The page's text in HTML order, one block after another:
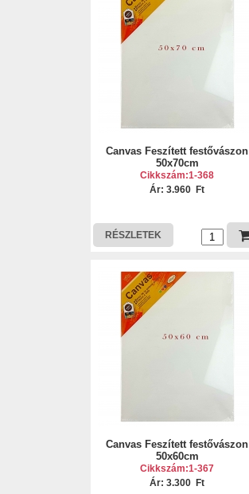
Canvas Feszített festővászon
50x70cm
Cikkszám:1-368
Ár: 3.960 Ft
RÉSZLETEK
Canvas Feszített festővászon
50x60cm
Cikkszám:1-367
Ár: 3.300 Ft